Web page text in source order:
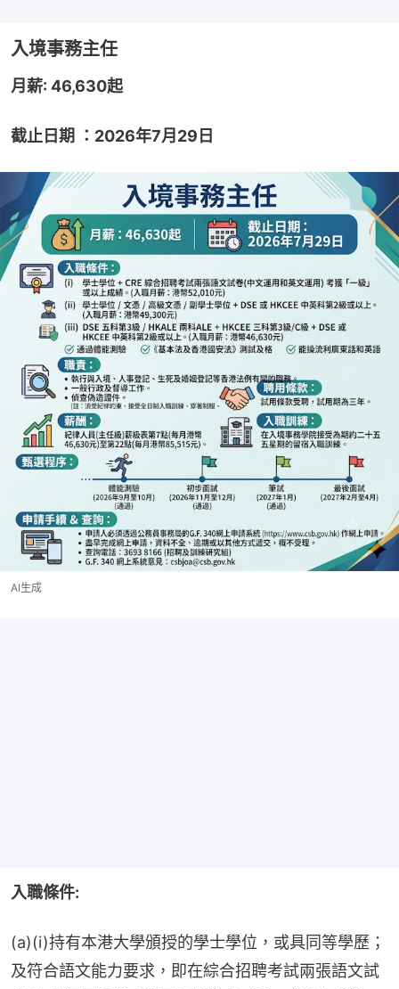
入境事務主任
月薪: 46,630起
截止日期 ：2026年7月29日
AI生成
入職條件:
(a)(i)持有本港大學頒授的學士學位，或具同等學歷；
及符合語文能力要求，即在綜合招聘考試兩張語文試